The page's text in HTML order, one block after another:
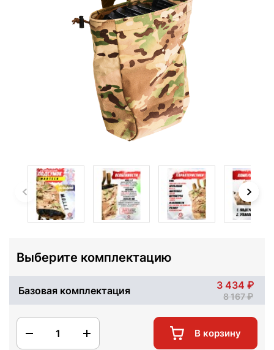
Выберите комплектацию
Базовая комплектация 3 434
8 167
1 В корзину